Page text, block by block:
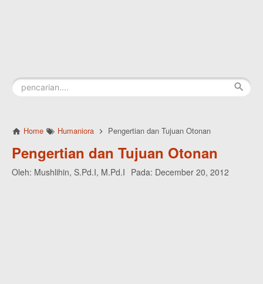
Home Humaniora Pengertian dan Tujuan Otonan
Pengertian dan Tujuan Otonan
Oleh: Mushlihin, S.Pd.I, M.Pd.I Pada: December 20, 2012